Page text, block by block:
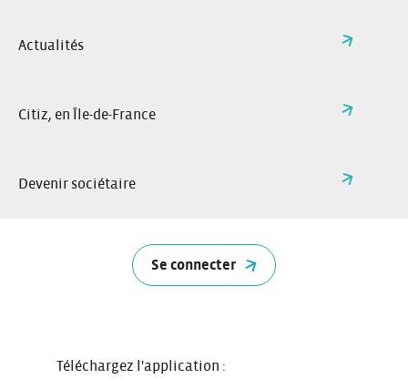
Actualités
Citiz, en Île-de-France
Devenir sociétaire
Se connecter
Téléchargez l'application :
contact ou de demande d’information. Base légale :
vous vous y êtes inscrit. Base légale : Consentement.
Les catégories de données principales sont :
Données que vous nous fournissez : nom, prénom, e-
mail, téléphone, ville, message (via les formulaires).
site soit soumis à votre consentement avant